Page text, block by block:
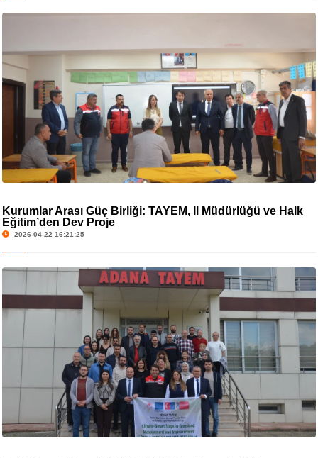
Kurumlar Arası Güç Birliği: TAYEM, İl Müdürlüğü ve Halk
Eğitim’den Dev Proje
2026-04-22 16:21:25